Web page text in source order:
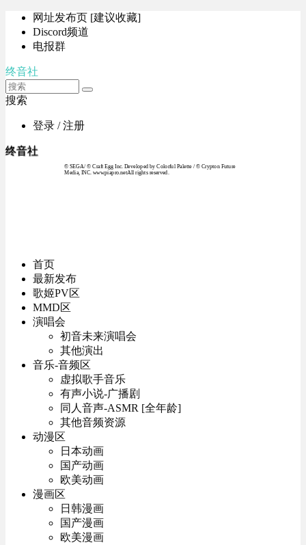
网址发布页 [建议收藏]
Discord频道
电报群
终音社
搜索
登录 / 注册
终音社
© SEGA / © Craft Egg Inc. Developed by Colorful Palette / © Crypton Future
Media, INC. www.piapro.netAll rights reserved.
首页
最新发布
歌姬PV区
MMD区
演唱会
初音未来演唱会
其他演出
音乐-音频区
虚拟歌手音乐
有声小说-广播剧
同人音声-ASMR [全年龄]
其他音频资源
动漫区
日本动画
国产动画
欧美动画
漫画区
日韩漫画
国产漫画
欧美漫画